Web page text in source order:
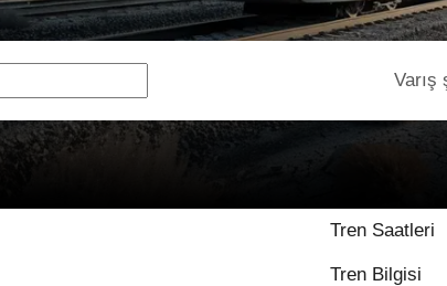
Varış
Tren Saatleri
Tren Bilgisi
8.8 / 10